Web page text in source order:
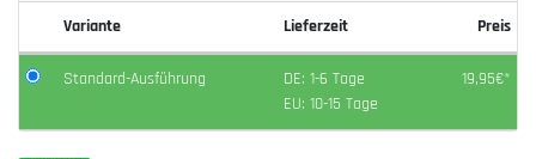
Variante Lieferzeit Preis
Standard-Ausführung
DE: 1-6 Tage
EU: 10-15 Tage
19,95€*